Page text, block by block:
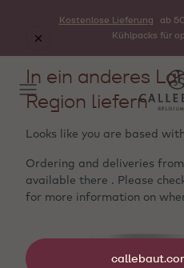
Kostenlose Lieferung
ab
Kühlpacks für
In ein anderes
Region liefern
Looks like you are based
Ordering and deliveries
available there . Please
for more information on